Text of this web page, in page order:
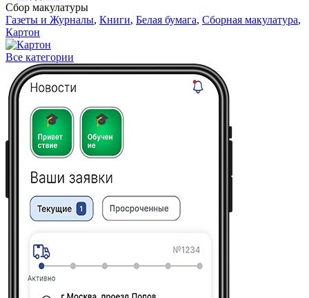
Сбор макулатуры
Газеты и Журналы, Книги, Белая бумага, Сборная макулатура,
Картон
Все категории